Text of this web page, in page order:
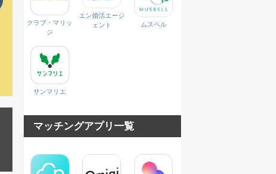
クラブ・マリッ
ジ
エン婚活エージ
ェント
ムスベル
サンマリエ
マッチングアプリ一覧